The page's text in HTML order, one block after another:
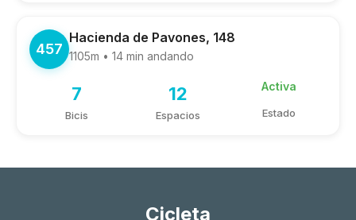
457
Hacienda de Pavones, 148
1105m • 14 min andando
7
Bicis
12
Espacios
Activa
Estado
Cicleta